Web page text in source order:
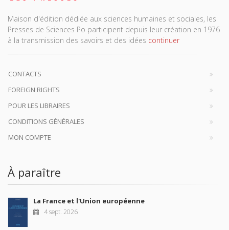
Maison d'édition dédiée aux sciences humaines et sociales, les
Presses de Sciences Po participent depuis leur création en 1976
à la transmission des savoirs et des idées continuer
CONTACTS
FOREIGN RIGHTS
POUR LES LIBRAIRES
CONDITIONS GÉNÉRALES
MON COMPTE
À paraître
La France et l'Union européenne
4 sept. 2026